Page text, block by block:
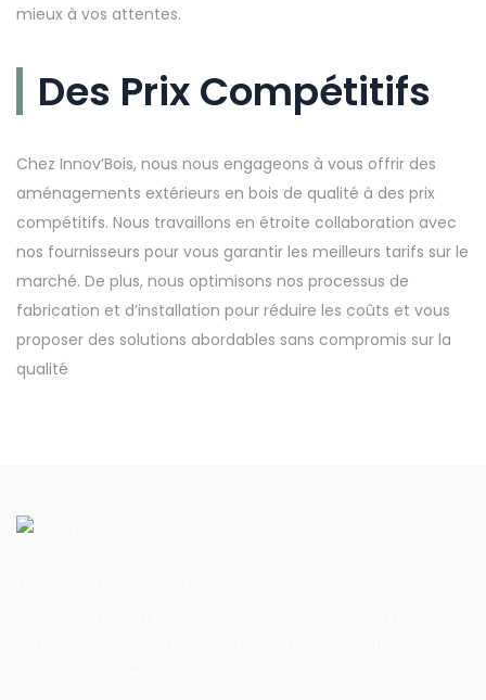
mieux à vos attentes.
Des Prix Compétitifs
Chez Innov’Bois, nous nous engageons à vous offrir des
aménagements extérieurs en bois de qualité à des prix
compétitifs. Nous travaillons en étroite collaboration avec
nos fournisseurs pour vous garantir les meilleurs tarifs sur le
marché. De plus, nous optimisons nos processus de
fabrication et d’installation pour réduire les coûts et vous
proposer des solutions abordables sans compromis sur la
qualité